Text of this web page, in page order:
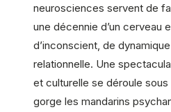
neurosciences servent de
une décennie d’un cerveau
d’inconscient, de
relationnelle. Une
et culturelle se déroule sous
gorge les mandarins